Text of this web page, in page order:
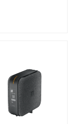
Sans engagement